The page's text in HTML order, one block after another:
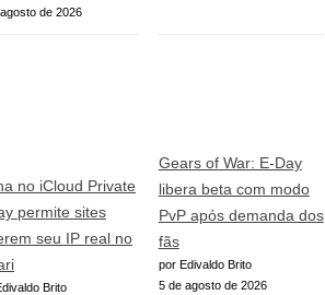
de 2026
no iCloud Private
permite sites
seu IP real no
Brito
Gears of War: E-Day
libera beta com modo
PvP após demanda dos
fãs
por Edivaldo Brito
5 de agosto de 2026